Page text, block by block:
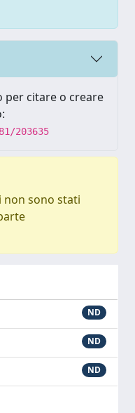
per citare o creare
203635
non sono stati
ND
ND
ND